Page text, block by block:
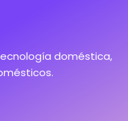
doméstica,